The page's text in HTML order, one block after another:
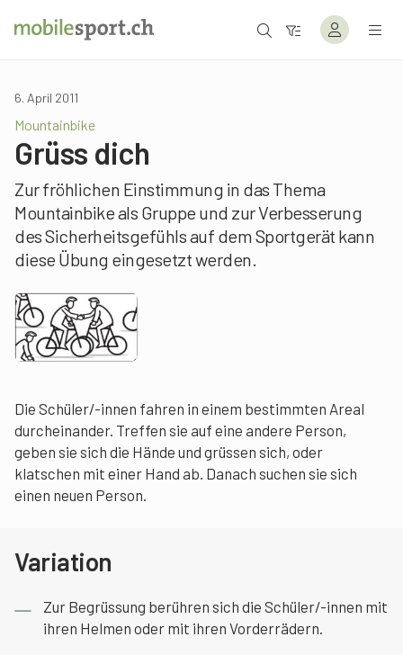
6. April 2011
Mountainbike
Grüss dich
Zur fröhlichen Einstimmung in das Thema
Mountainbike als Gruppe und zur Verbesserung
des Sicherheitsgefühls auf dem Sportgerät kann
diese Übung eingesetzt werden.
Die Schüler/-innen fahren in einem bestimmten Areal
durcheinander. Treffen sie auf eine andere Person,
geben sie sich die Hände und grüssen sich, oder
klatschen mit einer Hand ab. Danach suchen sie sich
einen neuen Person.
Variation
Zur Begrüssung berühren sich die Schüler/-innen mit
ihren Helmen oder mit ihren Vorderrädern.